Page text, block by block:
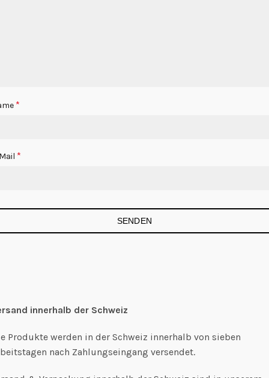
*
*
innerhalb der Schweiz
Produkte werden in der Schweiz innerhalb von sieben
nach Zahlungseingang versendet.